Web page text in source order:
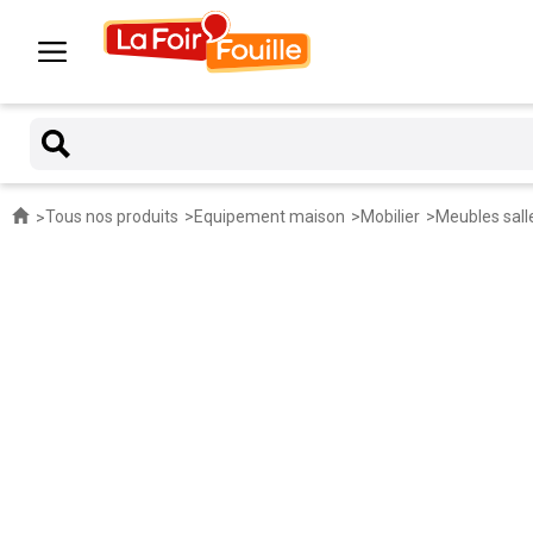
Tous nos produits Equipement maison Mobilier Meubles